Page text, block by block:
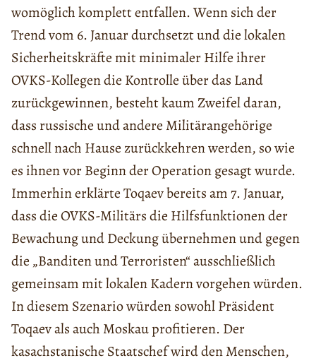
womöglich komplett entfallen. Wenn sich der
Trend vom 6. Januar durchsetzt und die lokalen
Sicherheitskräfte mit minimaler Hilfe ihrer
OVKS-Kollegen die Kontrolle über das Land
zurückgewinnen, besteht kaum Zweifel daran,
dass russische und andere Militärangehörige
schnell nach Hause zurückkehren werden, so wie
es ihnen vor Beginn der Operation gesagt wurde.
Immerhin erklärte Toqaev bereits am 7. Januar,
dass die OVKS-Militärs die Hilfsfunktionen der
Bewachung und Deckung übernehmen und gegen
die „Banditen und Terroristen“ ausschließlich
gemeinsam mit lokalen Kadern vorgehen würden.
In diesem Szenario würden sowohl Präsident
Toqaev als auch Moskau profitieren. Der
kasachstanische Staatschef wird den Menschen,